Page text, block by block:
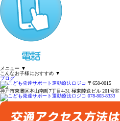
メニュー ▼
こんなお子様におすすめ ▼
ブログ
〒658-0015
神戸市東灘区本山南町7丁目4-31 極東陸送ビル 201号室